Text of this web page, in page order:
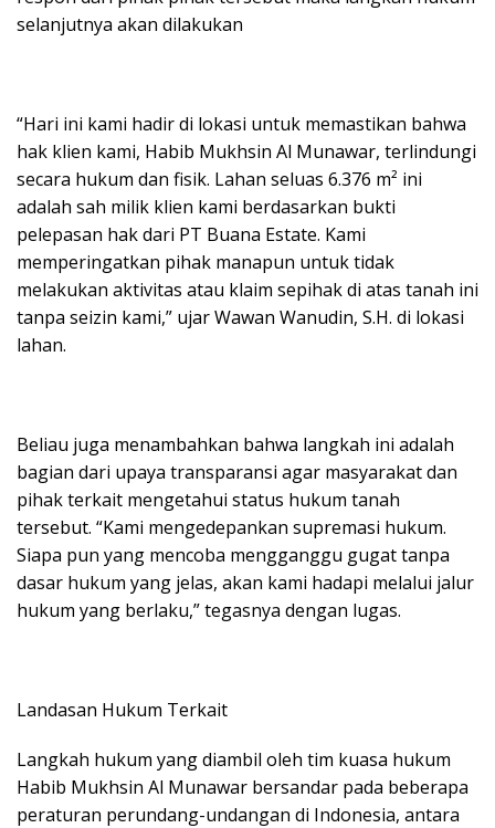
selanjutnya akan dilakukan
“Hari ini kami hadir di lokasi untuk memastikan bahwa
hak klien kami, Habib Mukhsin Al Munawar, terlindungi
secara hukum dan fisik. Lahan seluas 6.376 m² ini
adalah sah milik klien kami berdasarkan bukti
pelepasan hak dari PT Buana Estate. Kami
memperingatkan pihak manapun untuk tidak
melakukan aktivitas atau klaim sepihak di atas tanah ini
tanpa seizin kami,” ujar Wawan Wanudin, S.H. di lokasi
lahan.
Beliau juga menambahkan bahwa langkah ini adalah
bagian dari upaya transparansi agar masyarakat dan
pihak terkait mengetahui status hukum tanah
tersebut. “Kami mengedepankan supremasi hukum.
Siapa pun yang mencoba mengganggu gugat tanpa
dasar hukum yang jelas, akan kami hadapi melalui jalur
hukum yang berlaku,” tegasnya dengan lugas.
Landasan Hukum Terkait
Langkah hukum yang diambil oleh tim kuasa hukum
Habib Mukhsin Al Munawar bersandar pada beberapa
peraturan perundang-undangan di Indonesia, antara